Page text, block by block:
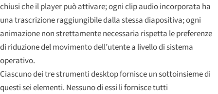
chiusi che il player può attivare; ogni clip audio incorporata ha
una trascrizione raggiungibile dalla stessa diapositiva; ogni
animazione non strettamente necessaria rispetta le preferenze
di riduzione del movimento dell’utente a livello di sistema
operativo.
Ciascuno dei tre strumenti desktop fornisce un sottoinsieme di
questi sei elementi. Nessuno di essi li fornisce tutti